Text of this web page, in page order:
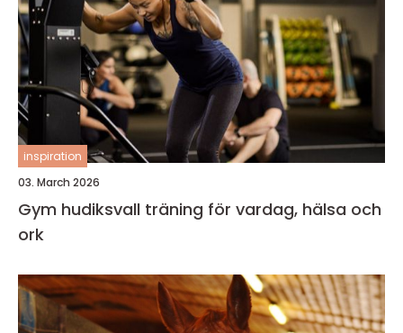
inspiration
03. March 2026
Gym hudiksvall träning för vardag, hälsa och
ork